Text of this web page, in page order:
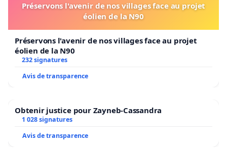
Préservons l'avenir de nos villages face au projet
éolien de la N90
Préservons l'avenir de nos villages face au projet
éolien de la N90
232 signatures
Avis de transparence
Obtenir justice pour Zayneb-Cassandra
1 028 signatures
Avis de transparence